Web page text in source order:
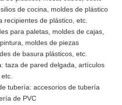
de cocina, moldes de plástico
recipientes de plástico, etc.
para paletas, moldes de cajas,
moldes de piezas
de basura plásticos, etc.
taza de pared delgada, artículos
tubería: accesorios de tubería
de PVC